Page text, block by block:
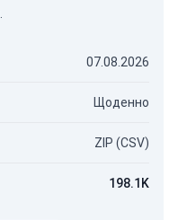
07.08.2026
Щоденно
ZIP (CSV)
198.1K